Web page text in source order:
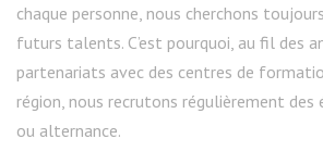
chaque personne, nous cherchons
futurs talents. C’est pourquoi, au fil des
partenariats avec des centres de
région, nous recrutons régulièrement
ou alternance.